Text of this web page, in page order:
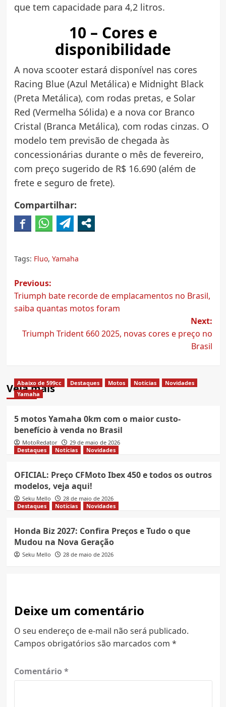
que tem capacidade para 4,2 litros.
10 – Cores e
disponibilidade
A nova scooter estará disponível nas cores
Racing Blue (Azul Metálica) e Midnight Black
(Preta Metálica), com rodas pretas, e Solar
Red (Vermelha Sólida) e a nova cor Branco
Cristal (Branca Metálica), com rodas cinzas. O
modelo tem previsão de chegada às
concessionárias durante o mês de fevereiro,
com preço sugerido de R$ 16.690 (além de
frete e seguro de frete).
Compartilhar:
Tags: Fluo, Yamaha
Post
navigation
Previous:
Triumph bate recorde de emplacamentos no Brasil,
saiba quantas motos foram
Next:
Triumph Trident 660 2025, novas cores e preço no
Brasil
Veja mais
Abaixo de 599cc Destaques Motos Notícias
Novidades
Yamaha
5 motos Yamaha 0km com o maior custo-
benefício à venda no Brasil
MotoRedator
29 de maio de 2026
Destaques
Notícias Novidades
OFICIAL: Preço CFMoto Ibex 450 e todos os outros
modelos, veja aqui!
Seku Mello
28 de maio de 2026
Destaques
Notícias Novidades
Honda Biz 2027: Confira Preços e Tudo o que
Mudou na Nova Geração
Seku Mello 28 de maio de 2026
Deixe um comentário
O seu endereço de e-mail não será publicado.
Campos obrigatórios são marcados com *
Comentário *